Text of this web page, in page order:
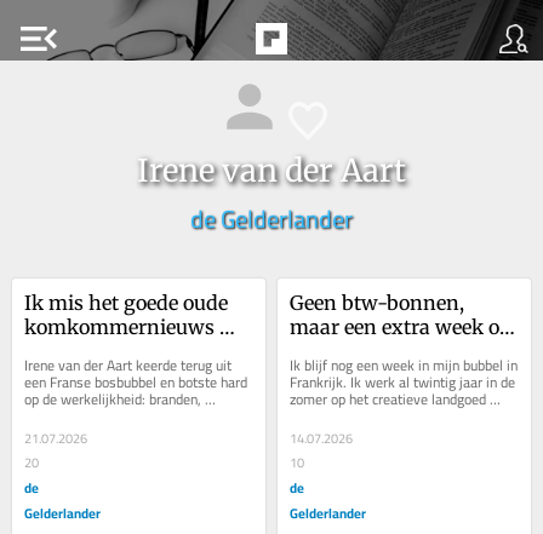
menu_open
Irene van der Aart
de Gelderlander
Ik mis het goede oude
komkommernieuws
Irene van der Aart keerde terug uit
een Franse bosbubbel en botste hard
op de werkelijkheid: branden,
verschroeide bermen en woedende...
21.07.2026
20
de
Gelderlander
Geen btw-bonnen,
maar een extra week op
Frankrijk
Ik blijf nog een week in mijn bubbel in
Frankrijk. Ik werk al twintig jaar in de
zomer op het creatieve landgoed
Charme als theaterdocent. Dit is
mijn...
14.07.2026
10
de
Gelderlander